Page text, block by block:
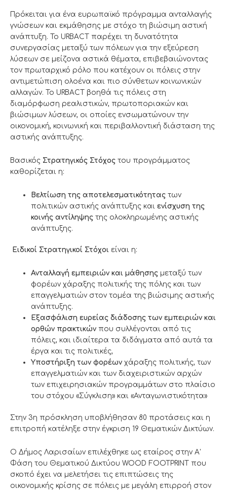
Πρόκειται για ένα ευρωπαϊκό πρόγραμμα ανταλλαγής
γνώσεων και εκμάθησης με στόχο τη βιώσιμη αστική
ανάπτυξη. Το URBACT παρέχει τη δυνατότητα
συνεργασίας μεταξύ των πόλεων για την εξεύρεση
λύσεων σε μείζονα αστικά θέματα, επιβεβαιώνοντας
τον πρωταρχικό ρόλο που κατέχουν οι πόλεις στην
αντιμετώπιση ολοένα και πιο σύνθετων κοινωνικών
αλλαγών. Το URBACT βοηθά τις πόλεις στη
διαμόρφωση ρεαλιστικών, πρωτοποριακών και
βιώσιμων λύσεων, οι οποίες ενσωματώνουν την
οικονομική, κοινωνική και περιβαλλοντική διάσταση της
αστικής ανάπτυξης.
Βασικός Στρατηγικός Στόχος του προγράμματος
καθορίζεται η:
Βελτίωση της αποτελεσματικότηταςτων
πολιτικών αστικής ανάπτυξης καιενίσχυση της
κοινής αντίληψηςτης ολοκληρωμένης αστικής
ανάπτυξης.
Ειδικοί Στρατηγικοί Στόχοι είναι η:
Ανταλλαγή εμπειριών και μάθησης μεταξύ των
φορέων χάραξης πολιτικής της πόλης και των
επαγγελματιών στον τομέα της βιώσιμης αστικής
ανάπτυξης.
Εξασφάλιση ευρείας διάδοσης των εμπειριών και
ορθών πρακτικώνπου συλλέγονται από τις
πόλεις, και ιδιαίτερα τα διδάγματα από αυτά τα
έργα και τις πολιτικές,
Υποστήριξη των φορέωνχάραξης πολιτικής, των
επαγγελματιών και των διαχειριστικών αρχών
των επιχειρησιακών προγραμμάτων στο πλαίσιο
του στόχου «Σύγκλιση» και «Ανταγωνιστικότητα»
Στην 3η πρόσκληση υποβλήθησαν 80 προτάσεις και η
επιτροπή κατέληξε στην έγκριση 19 Θεματικών Δικτύων.
Ο Δήμος Λαρισαίων επιλέχθηκε ως εταίρος στην Α'
Φάση του Θεματικού Δικτύου WOOD FOOTPRINT που
σκοπό έχει να μελετήσει τις επιπτώσεις της
οικονομικής κρίσης σε πόλεις με μεγάλη επιρροή στον